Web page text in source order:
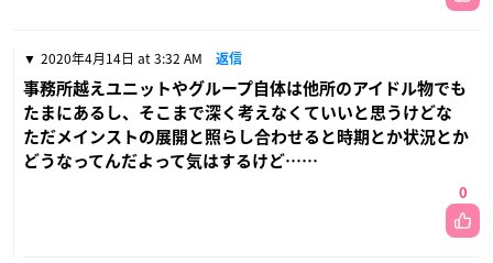
2020年4月14日 at 3:32 AM 返信
事務所越えユニットやグループ自体は他所のアイドル物でも
たまにあるし、そこまで深く考えなくていいと思うけどな
ただメインストの展開と照らし合わせると時期とか状況とか
どうなってんだよって気はするけど……
0